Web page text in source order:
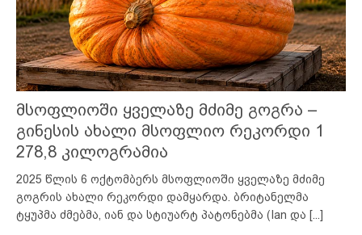
მსოფლიოში ყველაზე მძიმე გოგრა –
გინესის ახალი მსოფლიო რეკორდი 1
278,8 კილოგრამია
2025 წლის 6 ოქტომბერს მსოფლიოში ყველაზე მძიმე
გოგრის ახალი რეკორდი დამყარდა. ბრიტანელმა
ტყუპმა ძმებმა, იან და სტიუარტ პატონებმა (Ian და [...]